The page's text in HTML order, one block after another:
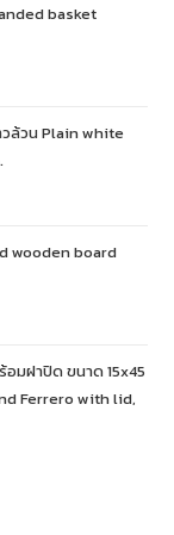
basket
ล้วน Plain white
wooden board
มฝาปิด ขนาด 15x45
Ferrero with lid,